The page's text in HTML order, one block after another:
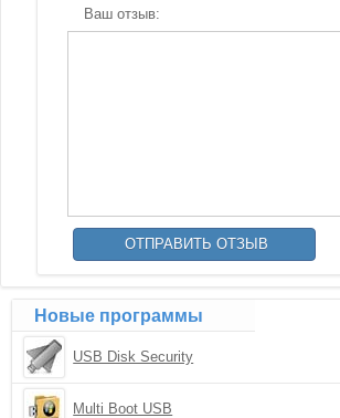
Ваш отзыв:
Новые программы
USB Disk Security
Multi Boot USB